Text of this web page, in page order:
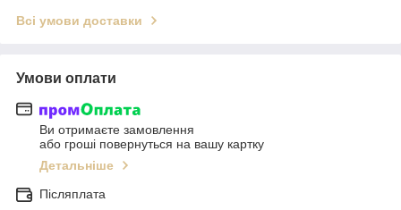
Всі умови доставки
Умови оплати
Ви отримаєте замовлення
або гроші повернуться на вашу картку
Детальніше
Післяплата